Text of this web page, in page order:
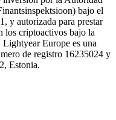
bajo el
y autorizada para prestar
los criptoactivos bajo la
Europe es una
de registro 16235024 y
Estonia.